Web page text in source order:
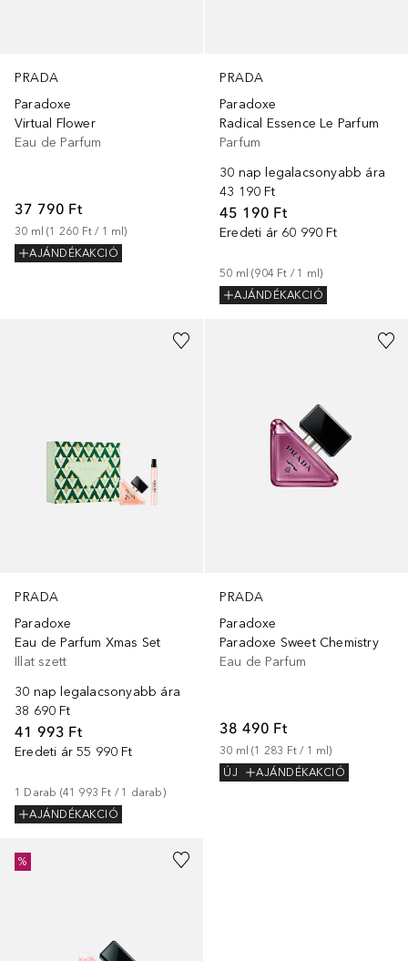
PRADA
Paradoxe
Virtual Flower
Eau de Parfum
37 790 Ft
30 ml (1 260 Ft / 1 ml)
AJÁNDÉKAKCIÓ
PRADA
Paradoxe
Radical Essence Le Parfum
Parfum
30 nap legalacsonyabb ára
43 190 Ft
45 190 Ft
Eredeti ár 60 990 Ft
50 ml (904 Ft / 1 ml)
AJÁNDÉKAKCIÓ
PRADA
Paradoxe
Eau de Parfum Xmas Set
Illat szett
30 nap legalacsonyabb ára
38 690 Ft
41 993 Ft
Eredeti ár 55 990 Ft
1 Darab (41 993 Ft / 1 darab)
AJÁNDÉKAKCIÓ
PRADA
Paradoxe
Paradoxe Sweet Chemistry
Eau de Parfum
38 490 Ft
30 ml (1 283 Ft / 1 ml)
ÚJ
AJÁNDÉKAKCIÓ
%